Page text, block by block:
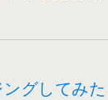
グしてみた